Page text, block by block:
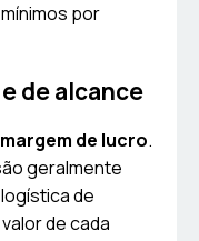
por
de alcance
de lucro.
geralmente
de
de cada